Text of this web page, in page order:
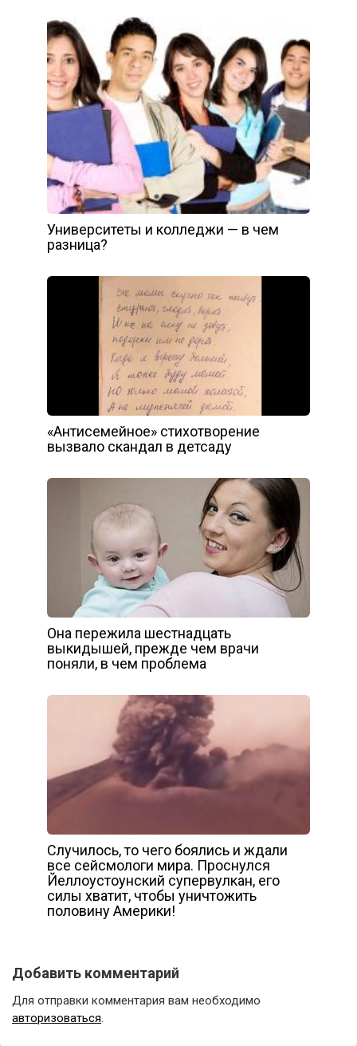
Университеты и колледжи — в чем
разница?
«Антисемейное» стихотворение
вызвало скандал в детсаду
Она пережила шестнадцать
выкидышей, прежде чем врачи
поняли, в чем проблема
Случилось, то чего боялись и ждали
все сейсмологи мира. Проснулся
Йеллоустоунский супервулкан, его
силы хватит, чтобы уничтожить
половину Америки!
Добавить комментарий
Для отправки комментария вам необходимо
авторизоваться.